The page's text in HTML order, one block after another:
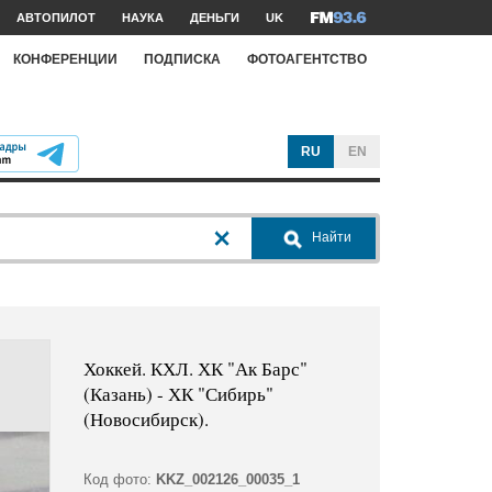
АВТОПИЛОТ НАУКА ДЕНЬГИ UK
КОНФЕРЕНЦИИ ПОДПИСКА ФОТОАГЕНТСТВО
RU EN
Найти
Хоккей. КХЛ. ХК "Ак Барс"
(Казань) - ХК "Сибирь"
(Новосибирск).
Код фото: KKZ_002126_00035_1